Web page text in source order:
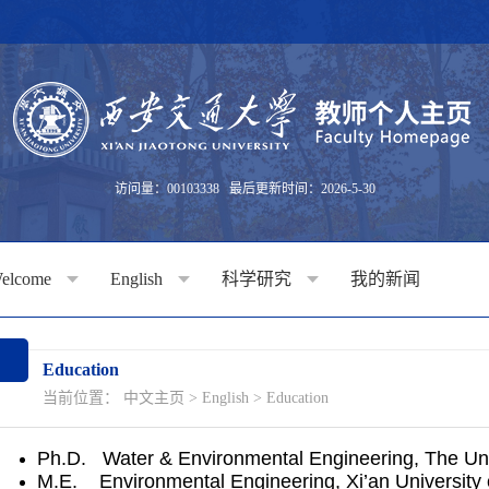
访问量：00103338 最后更新时间： 2026-5-30
English 科学研究 我的新闻
Education
当前位置： 中文主页 > English > Education